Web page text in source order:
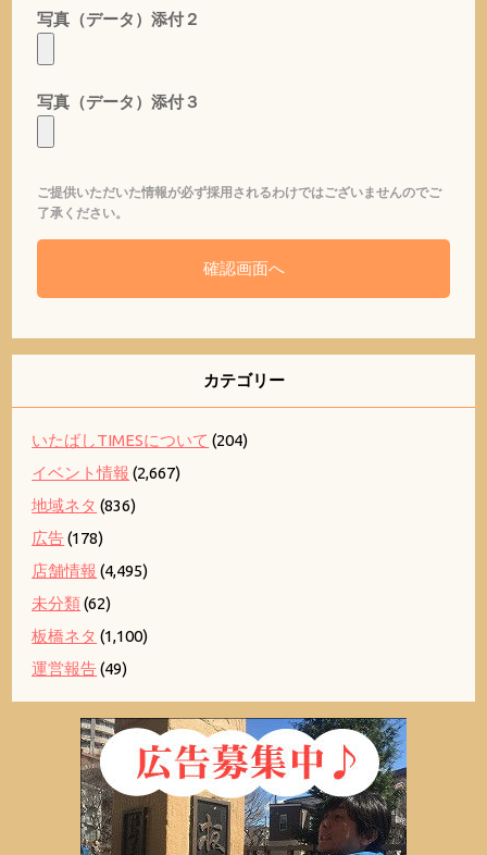
写真（データ）添付２
写真（データ）添付３
ご提供いただいた情報が必ず採用されるわけではございませんのでご
了承ください。
カテゴリー
いたばしTIMESについて (204)
イベント情報 (2,667)
地域ネタ (836)
広告(178)
店舗情報 (4,495)
未分類(62)
板橋ネタ (1,100)
運営報告(49)